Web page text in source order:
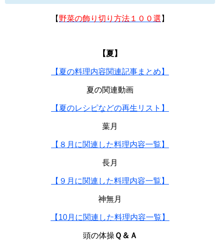
【野菜の飾り切り方法１００選 】
【夏】
【夏の料理内容関連記事まとめ】
夏の関連動画
【夏のレシピなどの再生リスト】
葉月
【８月に関連した料理内容一覧】
長月
【９月に関連した料理内容一覧】
神無月
【10月に関連した料理内容一覧】
頭の体操Ｑ＆Ａ